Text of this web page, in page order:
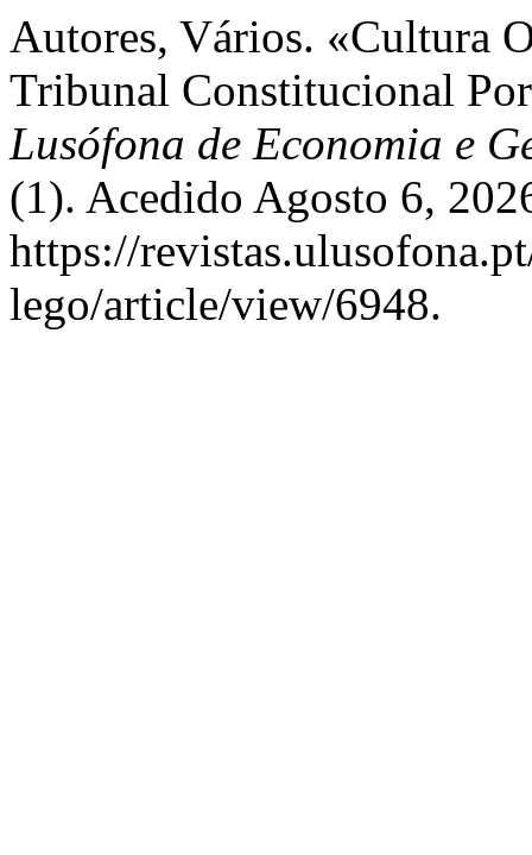
Autores, Vários. «Cultura
Tribunal Constitucional
Lusófona de Economia e
(1). Acedido Agosto 6,
https://
lego/article/view/6948.